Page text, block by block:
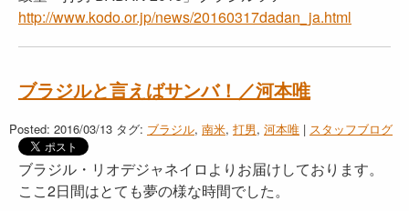
http://www.kodo.or.jp/news/20160317dadan_ja.html
ブラジルと言えばサンバ！／河本唯
Posted: 2016/03/13 タグ: ブラジル, 南米, 打男, 河本唯 | スタッフブログ
ブラジル・リオデジャネイロよりお届けしております。
ここ2日間はとても夢の様な時間でした。